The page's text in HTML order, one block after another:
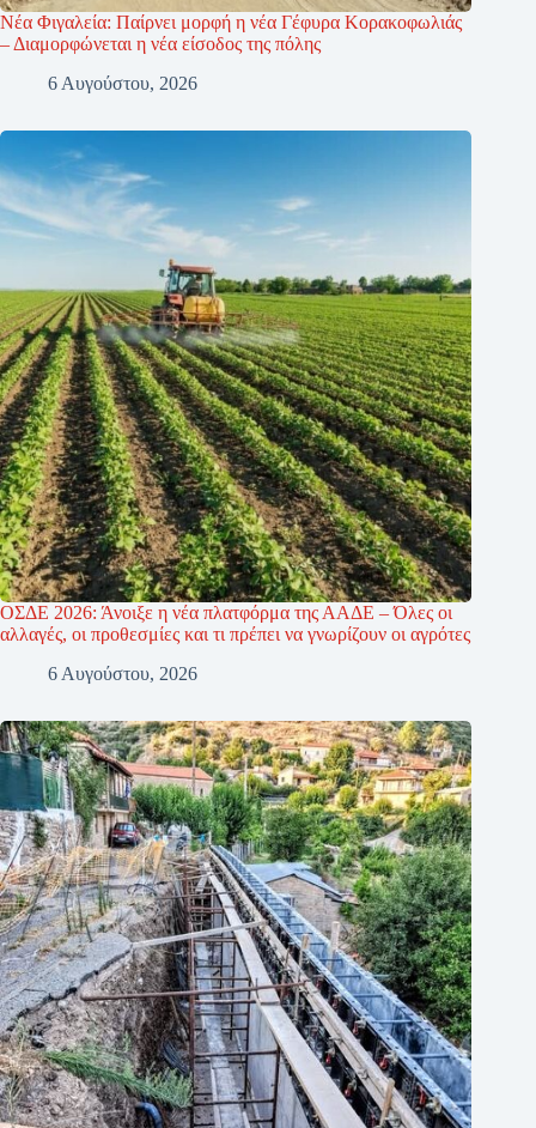
Νέα Φιγαλεία: Παίρνει μορφή η νέα Γέφυρα Κορακοφωλιάς
– Διαμορφώνεται η νέα είσοδος της πόλης
6 Αυγούστου, 2026
ΟΣΔΕ 2026: Άνοιξε η νέα πλατφόρμα της ΑΑΔΕ – Όλες οι
αλλαγές, οι προθεσμίες και τι πρέπει να γνωρίζουν οι αγρότες
6 Αυγούστου, 2026